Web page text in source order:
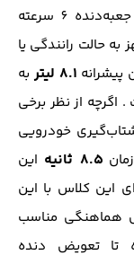
پیشرانه بهره‌ میبرند . برای این پیشرانه 2 جعبه‌دنده 6 سرعته
حالت رانندگی یا
به
کیلومتر است . اگرچه از نظر برخی
شتاب‌گیری خودرویی
این
که برای این کلاس با این
هماهنگی مناسب
تا تعویض دنده